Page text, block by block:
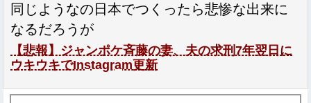
同じようなの日本でつくったら悲惨な出来に
なるだろうが
【悲報】ジャンポケ斉藤の妻、夫の求刑7年翌日に
ウキウキでInstagram更新